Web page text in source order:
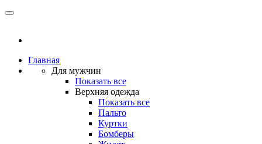
Главная
Для мужчин
Показать все
Верхняя одежда
Показать все
Пальто
Куртки
Бомберы